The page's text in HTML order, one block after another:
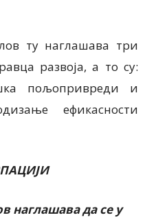
ту наглашава три
развоја, а то су:
пољопривреди и
ефикасности
наглашава да се у